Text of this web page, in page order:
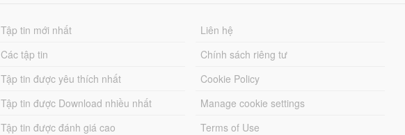
Tập tin mới nhất
Các tập tin
Tập tin được yêu thích nhất
Tập tin được Download nhiều nhất
Tập tin được đánh giá cao
Liên hệ
Chính sách riêng tư
Cookie Policy
Manage cookie settings
Terms of Use